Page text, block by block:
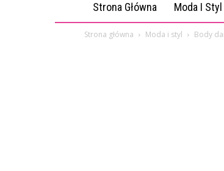
Strona Główna Moda I Styl
Strona główna Moda i styl Body